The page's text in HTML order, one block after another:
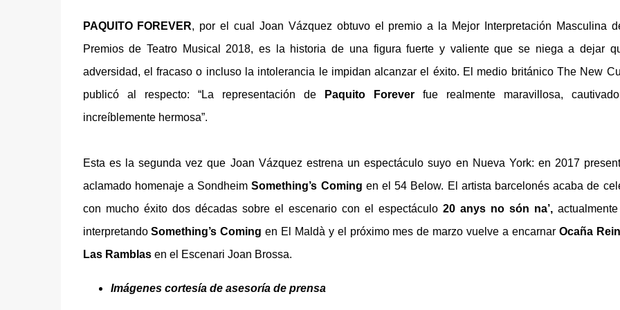
PAQUITO FOREVER, por el cual Joan Vázquez obtuvo el premio a la Mejor Interpretación Masculina
Premios de Teatro Musical 2018, es la historia de una figura fuerte y valiente que se niega a dejar
adversidad, el fracaso o incluso la intolerancia le impidan alcanzar el éxito. El medio británico The New
publicó al respecto: “La representación de
Paquito Foreverfue realmente maravillosa,
increíblemente hermosa”.
Esta es la segunda vez que Joan Vázquez estrena un espectáculo suyo en Nueva York: en 2017
aclamado homenaje a SondheimSomething’s Coming en el 54 Below. El artista barcelonés acaba de
con mucho éxito dos décadas sobre el escenario con el espectáculo 20 anys no són na’,actualmente
interpretandoSomething’s Coming en El Maldà y el próximo mes de marzo vuelve a encarnar Ocaña
Las Ramblasen el Escenari Joan Brossa.
Imágenes cortesía de asesoría de prensa